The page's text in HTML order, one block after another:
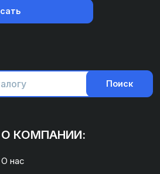
Поиск
О КОМПАНИИ:
О нас